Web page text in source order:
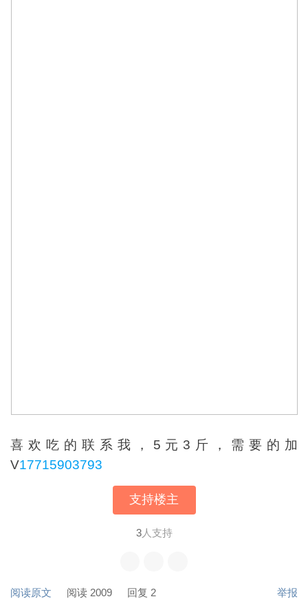
喜欢吃的联系我，5元3斤，需要的加
V17715903793
支持楼主
3人支持
阅读原文 阅读 2009 回复 2 举报